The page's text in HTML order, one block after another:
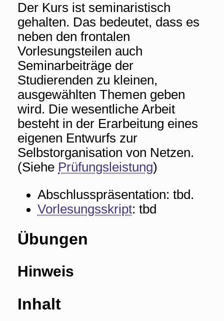
Der Kurs ist seminaristisch
gehalten. Das bedeutet, dass es
neben den frontalen
Vorlesungsteilen auch
Seminarbeiträge der
Studierenden zu kleinen,
ausgewählten Themen geben
wird. Die wesentliche Arbeit
besteht in der Erarbeitung eines
eigenen Entwurfs zur
Selbstorganisation von Netzen.
(Siehe Prüfungsleistung)
Abschlusspräsentation: tbd.
Vorlesungsskript: tbd
Übungen
Hinweis
Inhalt